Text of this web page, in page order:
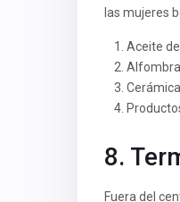
las mujeres
Aceite
8.
Fuera del